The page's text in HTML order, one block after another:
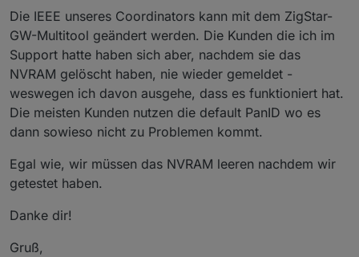
man eine andere nutzt musst man das NVRAM
löschen.
https://docs.codm.de/zigbee/faq/#startup-
failed-configuration-adapter-mismatch
Lieg ich hier fasch?
@arteck , du kannst doch sicher was dazu
sagen.
Patrik
Hardware austauschen will.
Die IEEE unseres Coordinators kann mit dem ZigStar-
GW-Multitool geändert werden. Die Kunden die ich im
Support hatte haben sich aber, nachdem sie das
NVRAM gelöscht haben, nie wieder gemeldet -
weswegen ich davon ausgehe, dass es funktioniert hat.
Die meisten Kunden nutzen die default PanID wo es
dann sowieso nicht zu Problemen kommt.
Egal wie, wir müssen das NVRAM leeren nachdem wir
getestet haben.
Danke dir!
Gruß,